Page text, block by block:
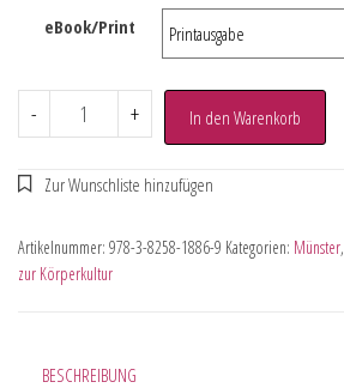
eBook/Print
- + In den Warenkorb
Artikelnummer: 978-3-8258-1886-9 Kategorien: Münster,
zur Körperkultur
BESCHREIBUNG